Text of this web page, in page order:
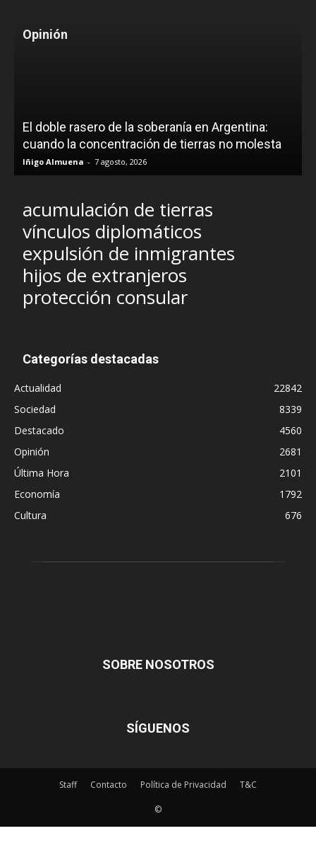
Opinión
El doble rasero de la soberanía en Argentina:
cuando la concentración de tierras no molesta
Iñigo Almuena - 7 agosto, 2026
acumulación de tierras
vínculos diplomáticos
expulsión de inmigrantes
hijos de extranjeros
protección consular
Categorías destacadas
Actualidad
22842
Sociedad
8339
Destacado
4560
Opinión
2681
Última Hora
2101
Economía
1792
Cultura
676
SOBRE NOSOTROS
SÍGUENOS
Staff Contacto Política de Privacidad T&C
©